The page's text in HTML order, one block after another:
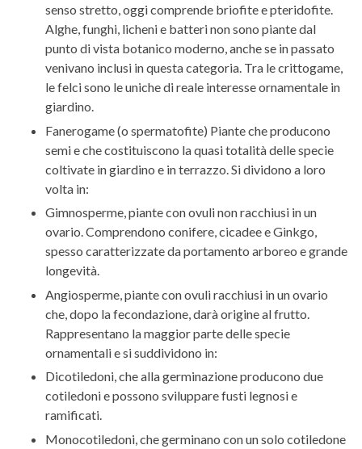
senso stretto, oggi comprende briofite e pteridofite.
Alghe, funghi, licheni e batteri non sono piante dal
punto di vista botanico moderno, anche se in passato
venivano inclusi in questa categoria. Tra le crittogame,
le felci sono le uniche di reale interesse ornamentale in
giardino.
Fanerogame (o spermatofite) Piante che producono
semi e che costituiscono la quasi totalità delle specie
coltivate in giardino e in terrazzo. Si dividono a loro
volta in:
Gimnosperme, piante con ovuli non racchiusi in un
ovario. Comprendono conifere, cicadee e Ginkgo,
spesso caratterizzate da portamento arboreo e grande
longevità.
Angiosperme, piante con ovuli racchiusi in un ovario
che, dopo la fecondazione, darà origine al frutto.
Rappresentano la maggior parte delle specie
ornamentali e si suddividono in:
Dicotiledoni, che alla germinazione producono due
cotiledoni e possono sviluppare fusti legnosi e
ramificati.
Monocotiledoni, che germinano con un solo cotiledone